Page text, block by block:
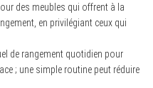
des meubles qui offrent à la
en privilégiant ceux qui
de rangement quotidien pour
; une simple routine peut réduire